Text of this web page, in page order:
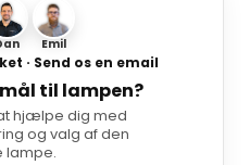
Emil
· Send os en email
til lampen?
hjælpe dig med
og valg af den
lampe.